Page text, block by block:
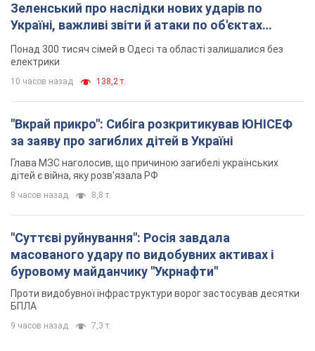
Зеленський про наслідки нових ударів по
Україні, важливі звіти й атаки по об'єктах
ворога. Відео
Понад 300 тисяч сімей в Одесі та області залишалися без
електрики
10 часов назад 138,2 т.
"Вкрай прикро": Сибіга розкритикував ЮНІСЕФ
за заяву про загиблих дітей в Україні
Глава МЗС наголосив, що причиною загибелі українських
дітей є війна, яку розв'язала РФ
8 часов назад 8,8 т.
"Суттєві руйнування": Росія завдала
масованого удару по видобувних активах і
буровому майданчику "Укрнафти"
Проти видобувної інфраструктури ворог застосував десятки
БПЛА
9 часов назад 7,3 т.